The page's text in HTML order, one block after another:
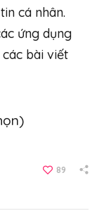
cá nhân.
ứng dụng
bài viết
89